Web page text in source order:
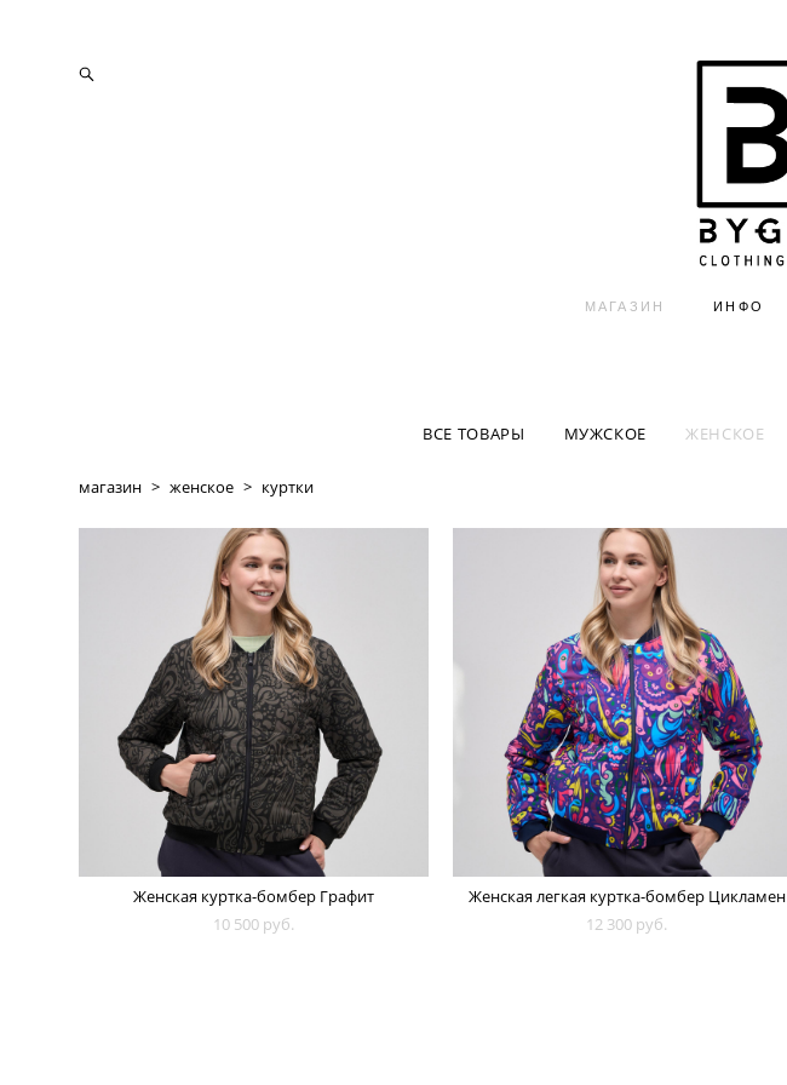
МАГАЗИН ИНФО
ВСЕ ТОВАРЫ МУЖСКОЕ ЖЕНСКОЕ
магазин > женское > куртки
Женская куртка-бомбер Графит
10 500 pуб.
Женская легкая куртка-бомбер Цикламен
12 300 pуб.